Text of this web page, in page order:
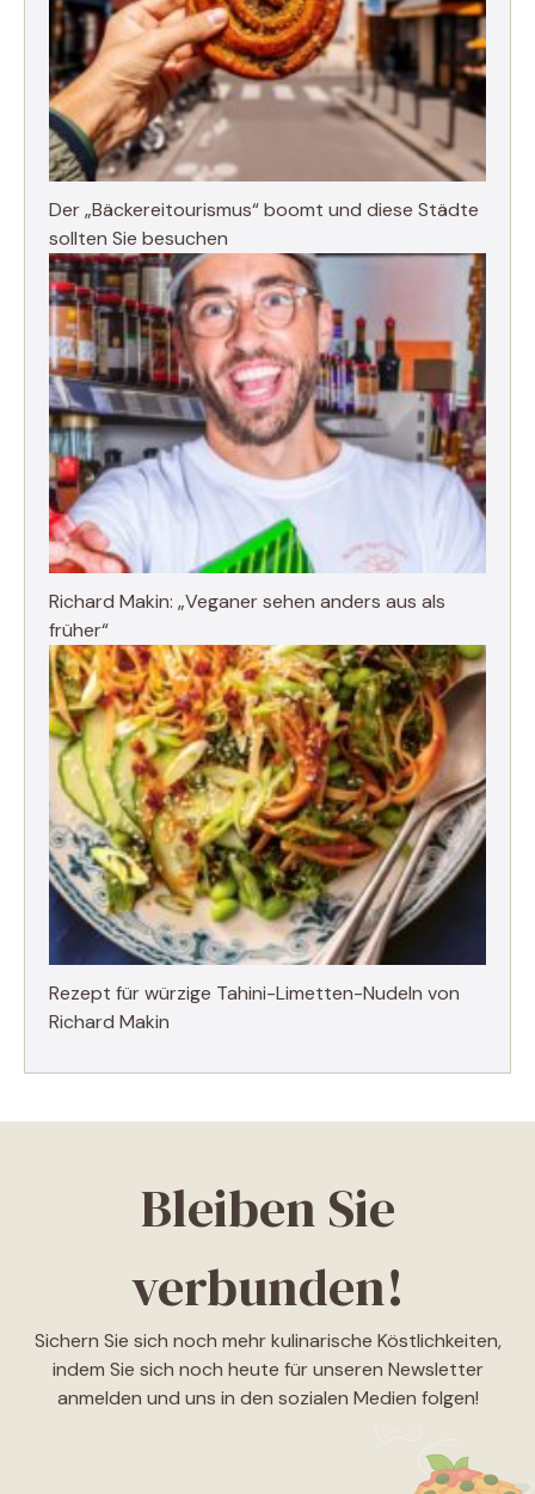
Der „Bäckereitourismus“ boomt und diese Städte
sollten Sie besuchen
Richard Makin: „Veganer sehen anders aus als
früher“
Rezept für würzige Tahini-Limetten-Nudeln von
Richard Makin
Bleiben Sie
verbunden!
Sichern Sie sich noch mehr kulinarische Köstlichkeiten,
indem Sie sich noch heute für unseren Newsletter
anmelden und uns in den sozialen Medien folgen!